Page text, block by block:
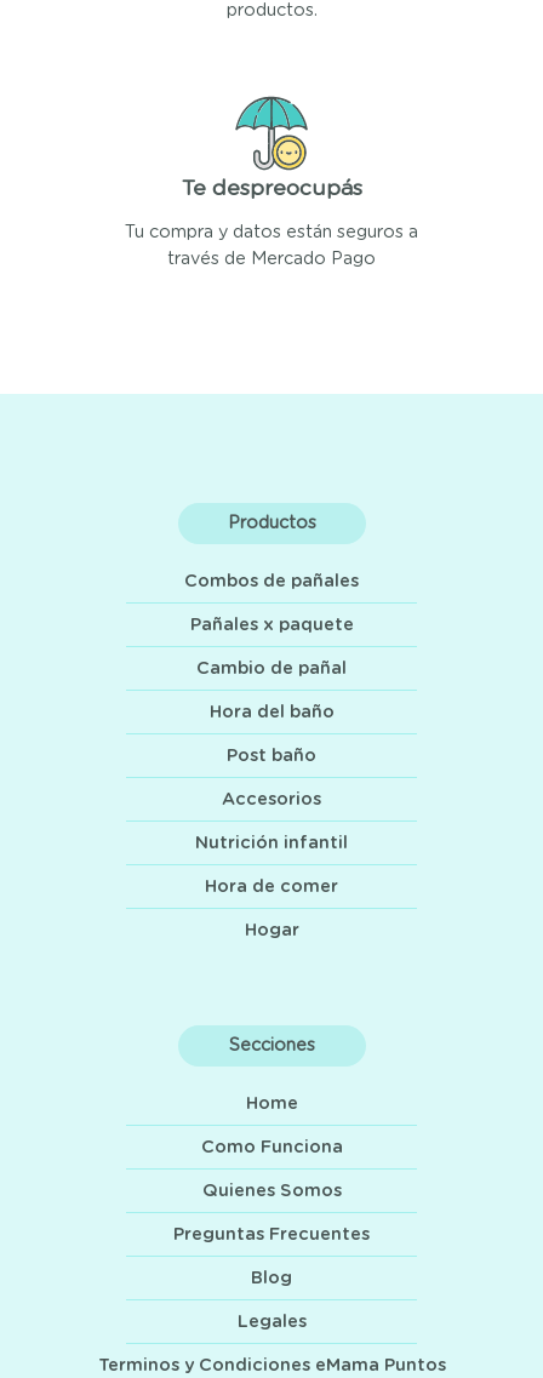
productos.
Te despreocupás
Tu compra y datos están seguros a
través de Mercado Pago
Productos
Combos de pañales
Pañales x paquete
Cambio de pañal
Hora del baño
Post baño
Accesorios
Nutrición infantil
Hora de comer
Hogar
Secciones
Home
Como Funciona
Quienes Somos
Preguntas Frecuentes
Blog
Legales
Terminos y Condiciones eMama Puntos